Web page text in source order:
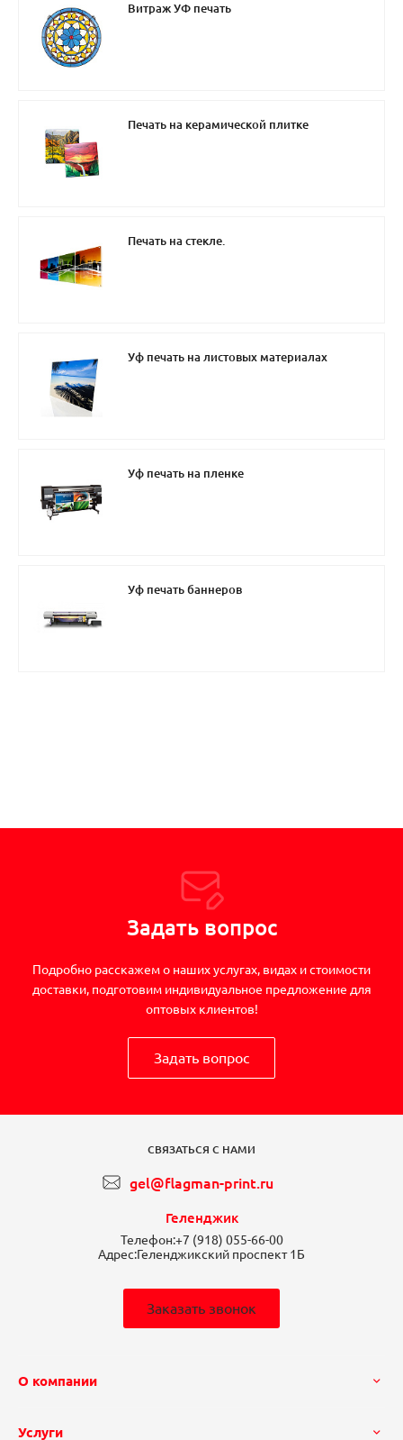
Витраж УФ печать
Печать на керамической плитке
Печать на стекле.
Уф печать на листовых материалах
Уф печать на пленке
Уф печать баннеров
Задать вопрос
Подробно расскажем о наших услугах, видах и стоимости
доставки, подготовим индивидуальное предложение для
оптовых клиентов!
Задать вопрос
СВЯЗАТЬСЯ С НАМИ
gel@flagman-print.ru
Геленджик
Телефон:+7 (918) 055-66-00
Адрес:Геленджикский проспект 1Б
Заказать звонок
О компании
Услуги